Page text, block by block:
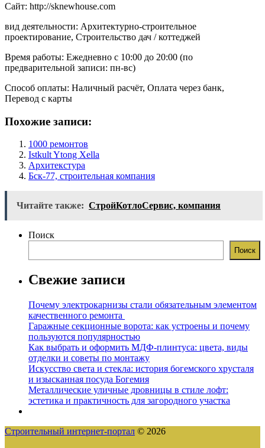
Сайт: http://sknewhouse.com
вид деятельности: Архитектурно-строительное
проектирование, Строительство дач / коттеджей
Время работы: Ежедневно с 10:00 до 20:00 (по
предварительной записи: пн-вс)
Способ оплаты: Наличный расчёт, Оплата через банк,
Перевод с карты
Похожие записи:
1000 ремонтов
Istkult Ytong Xella
Архитекстура
Бск-77, строительная компания
Читайте также: СтройКотлоСервис, компания
Поиск
Поиск
Свежие записи
Почему электрокарнизы стали обязательным элементом
качественного ремонта
Гаражные секционные ворота: как устроены и почему
пользуются популярностью
Как выбрать и оформить МДФ-плинтуса: цвета, виды
отделки и советы по монтажу
Искусство света и стекла: история богемского хрусталя
и изысканная посуда Богемия
Металлические уличные дровницы в стиле лофт:
эстетика и практичность для загородного участка
Строительный интернет-портал © 2026